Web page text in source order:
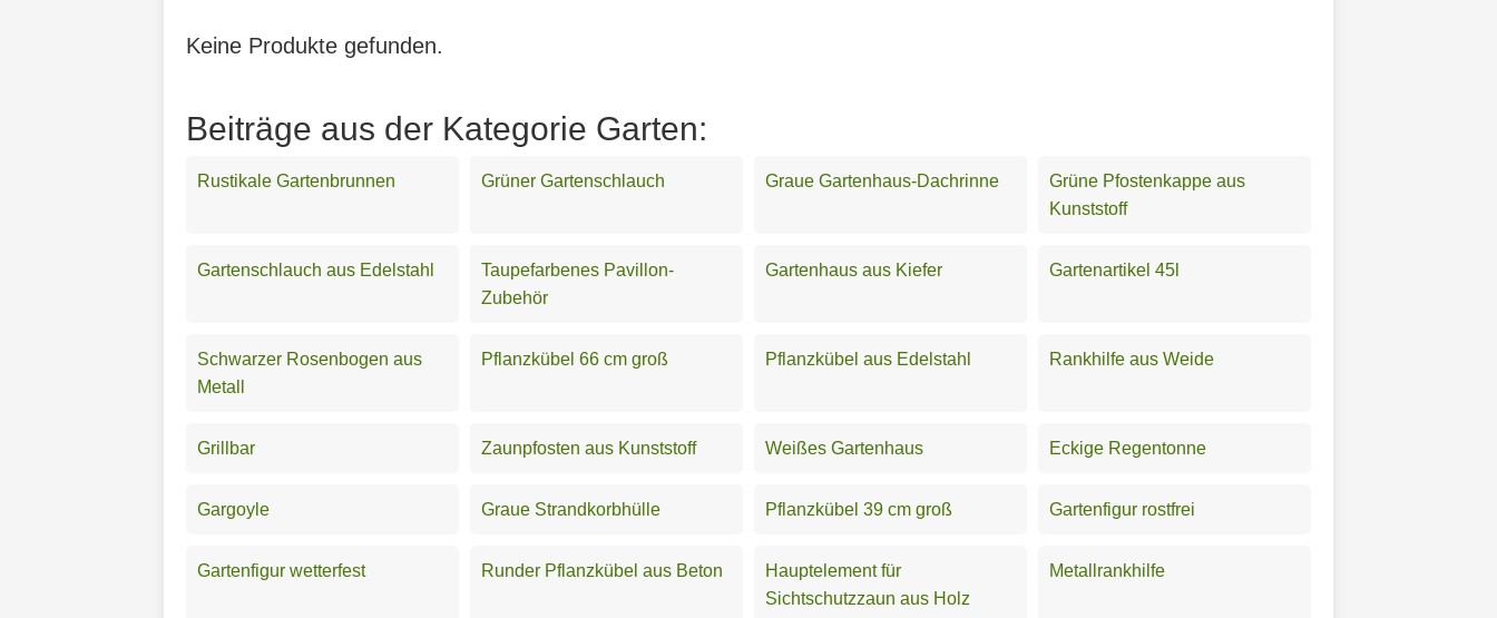
Keine Produkte gefunden.
Beiträge aus der Kategorie Garten:
Rustikale Gartenbrunnen Grüner Gartenschlauch Graue Gartenhaus-Dachrinne
Grüne Pfostenkappe aus
Kunststoff
Gartenschlauch aus Edelstahl
Taupefarbenes Pavillon-
Zubehör
Gartenhaus aus Kiefer Gartenartikel 45l
Schwarzer Rosenbogen aus
Metall
Pflanzkübel 66 cm groß Pflanzkübel aus Edelstahl Rankhilfe aus Weide
Grillbar Zaunpfosten aus Kunststoff Weißes Gartenhaus Eckige Regentonne
Gargoyle Graue Strandkorbhülle Pflanzkübel 39 cm groß Gartenfigur rostfrei
Gartenfigur wetterfest Runder Pflanzkübel aus Beton
Hauptelement für
Sichtschutzzaun aus Holz
Metallrankhilfe